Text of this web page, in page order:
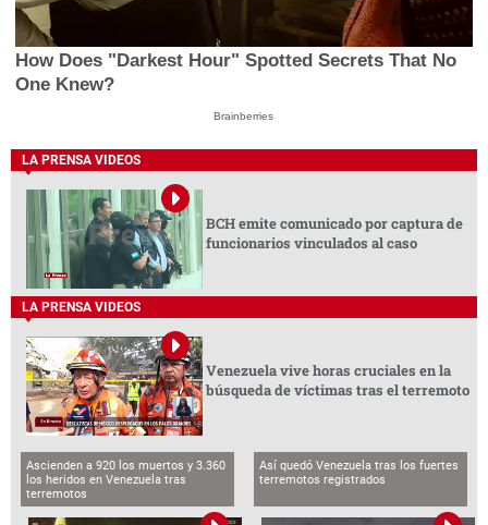
How Does "Darkest Hour" Spotted Secrets That No
One Knew?
Brainberries
LA PRENSA VIDEOS
BCH emite comunicado por captura de
funcionarios vinculados al caso
LA PRENSA VIDEOS
Venezuela vive horas cruciales en la
búsqueda de víctimas tras el terremoto
Ascienden a 920 los muertos y 3.360
los heridos en Venezuela tras
terremotos
Así quedó Venezuela tras los fuertes
terremotos registrados